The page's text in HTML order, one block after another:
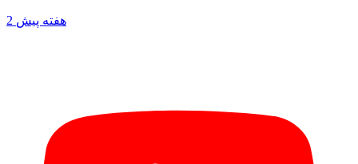
2 هفته پیش